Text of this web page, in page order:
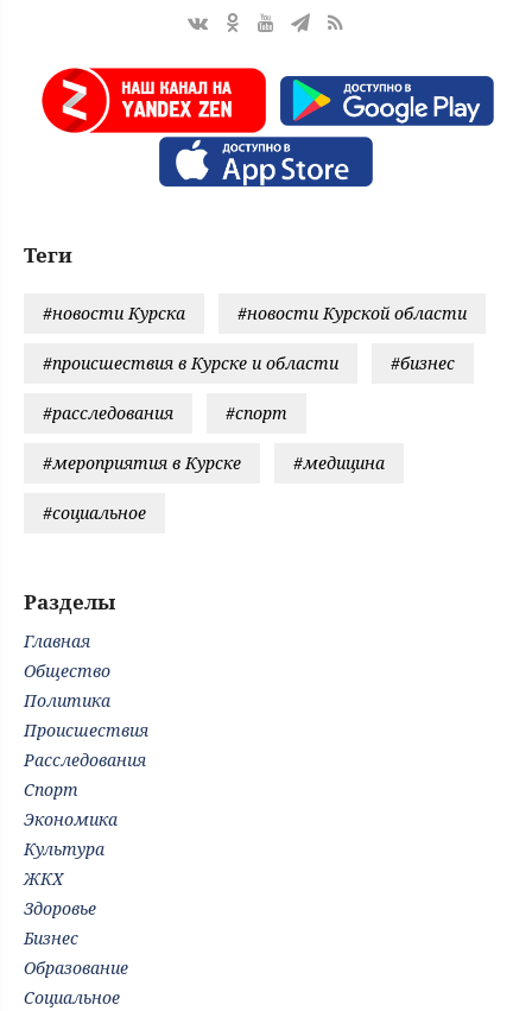
Теги
#новости Курска #новости Курской области
#происшествия в Курске и области #бизнес
#расследования #спорт
#мероприятия в Курске #медицина
#социальное
Разделы
Главная
Общество
Политика
Происшествия
Расследования
Спорт
Экономика
Культура
ЖКХ
Здоровье
Бизнес
Образование
Социальное